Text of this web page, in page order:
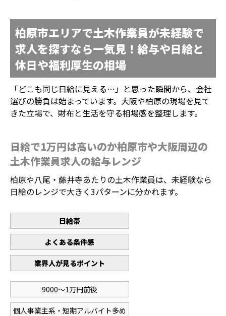
柏原市エリアで土木作業員が未経験で
求人を探すなら一気見！給与や日給と
休日や福利厚生の相場
「どこも同じ日給に見える…」と思った瞬間から、会社
選びの勝負は始まっています。大阪や柏原の現場を見て
きた立場で、財布と生活を守る相場感を整理します。
日給で1万円は高いのか柏原市や大阪周辺の
土木作業員求人の給与レンジ
柏原や八尾・藤井寺あたりの土木作業員は、未経験なら
日給のレンジで大きく3パターンに分かれます。
日給帯
よくある条件感
業界人が見るポイント
9000〜1万円前後
個人事業主系・短期アルバイト多め